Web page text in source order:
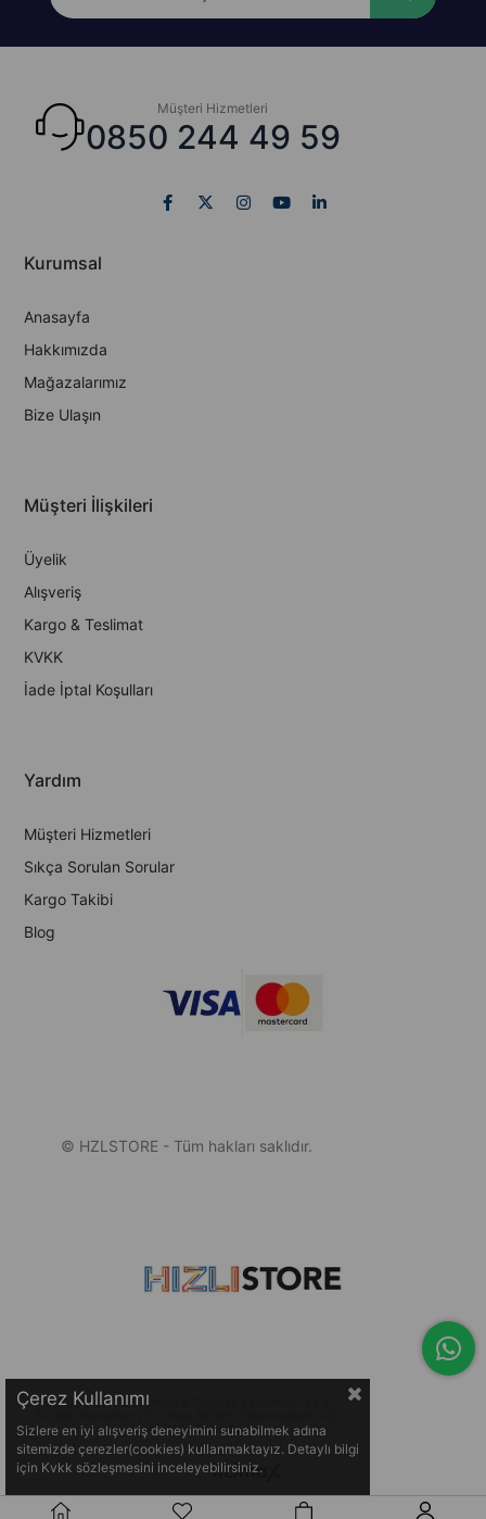
Müşteri Hizmetleri
0850 244 49 59
Kurumsal
Anasayfa
Hakkımızda
Mağazalarımız
Bize Ulaşın
Müşteri İlişkileri
Üyelik
Alışveriş
Kargo & Teslimat
KVKK
İade İptal Koşulları
Yardım
Müşteri Hizmetleri
Sıkça Sorulan Sorular
Kargo Takibi
Blog
© HZLSTORE - Tüm hakları saklıdır.
© 2005-2026 Ticimax E Ticaret Yazılımları ve E
Her Hakkı Saklıdır.
Çerez Kullanımı
Sizlere en iyi alışveriş deneyimini sunabilmek adına
sitemizde çerezler(cookies) kullanmaktayız. Detaylı bilgi
için Kvkk sözleşmesini inceleyebilirsiniz.